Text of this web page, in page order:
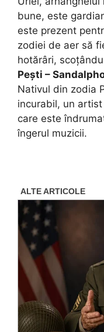
bune, este
este prezent
zodiei de aer să
hotărâri,
Pești –
Nativul din zodia
incurabil, un
care este
îngerul muzicii.